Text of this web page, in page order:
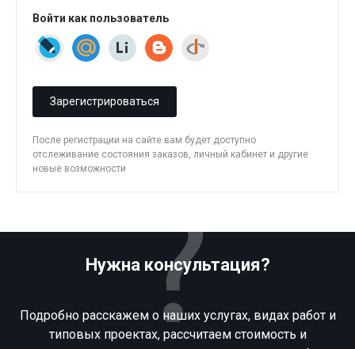
Войти как пользователь
Зарегистрироваться
После регистрации на сайте вам будет доступно
отслеживание состояния заказов, личный кабинет и другие
новые возможности
Нужна консультация?
Подробно расскажем о наших услугах, видах работ и
типовых проектах, рассчитаем стоимость и